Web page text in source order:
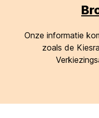
Onze informatie
zoals de